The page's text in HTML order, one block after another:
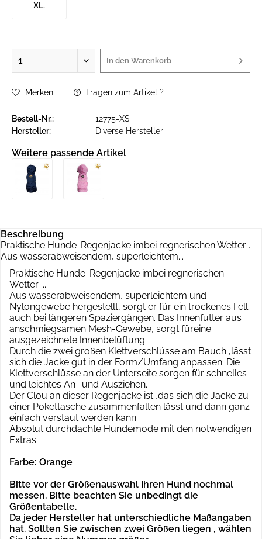
XL.
In den Warenkorb
Merken Fragen zum Artikel ?
Bestell-Nr.:
12775-XS
Hersteller:
Diverse Hersteller
Weitere passende Artikel
Beschreibung
Praktische Hunde-Regenjacke imbei regnerischen Wetter ...
Aus wasserabweisendem, superleichtem...
Praktische Hunde-Regenjacke imbei regnerischen
Wetter ...
Aus wasserabweisendem, superleichtem und
Nylongewebe hergestellt, sorgt er für ein trockenes Fell
auch bei längeren Spaziergängen. Das Innenfutter aus
anschmiegsamen Mesh-Gewebe, sorgt füreine
ausgezeichnete Innenbelüftung.
Durch die zwei großen Klettverschlüsse am Bauch ,lässt
sich die Jacke gut in der Form/Umfang anpassen. Die
Klettverschlüsse an der Unterseite sorgen für schnelles
und leichtes An- und Ausziehen.
Der Clou an dieser Regenjacke ist ,das sich die Jacke zu
einer Pokettasche zusammenfalten lässt und dann ganz
einfach verstaut werden kann.
Absolut durchdachte Hundemode mit den notwendigen
Extras
Farbe: Orange
Bitte vor der Größenauswahl Ihren Hund nochmal
messen. Bitte beachten Sie unbedingt die
Größentabelle.
Da jeder Hersteller hat unterschiedliche Maßangaben
hat. Sollten Sie zwischen zwei Größen liegen , wählen